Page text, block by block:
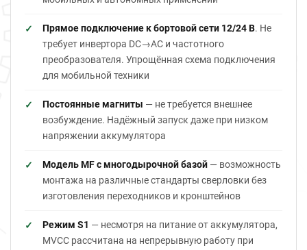
Прямое подключение к бортовой сети 12/24 В. Не
требует инвертора DC→AC и частотного
преобразователя. Упрощённая схема подключения
для мобильной техники
Постоянные магниты — не требуется внешнее
возбуждение. Надёжный запуск даже при низком
напряжении аккумулятора
Модель MF с многодырочной базой — возможность
монтажа на различные стандарты сверловки без
изготовления переходников и кронштейнов
Режим S1 — несмотря на питание от аккумулятора,
MVCC рассчитана на непрерывную работу при